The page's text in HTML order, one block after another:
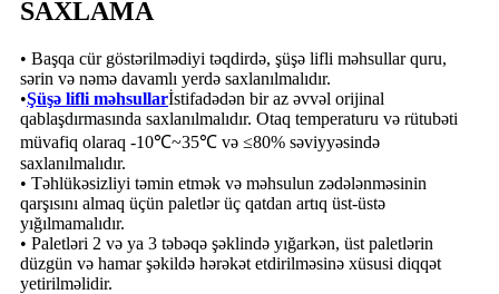
SAXLAMA
• Başqa cür göstərilmədiyi təqdirdə, şüşə lifli məhsullar quru,
sərin və nəmə davamlı yerdə saxlanılmalıdır.
•Şüşə lifli məhsullarİstifadədən bir az əvvəl orijinal
qablaşdırmasında saxlanılmalıdır. Otaq temperaturu və rütubəti
müvafiq olaraq -10℃~35℃ və ≤80% səviyyəsində
saxlanılmalıdır.
• Təhlükəsizliyi təmin etmək və məhsulun zədələnməsinin
qarşısını almaq üçün paletlər üç qatdan artıq üst-üstə
yığılmamalıdır.
• Paletləri 2 və ya 3 təbəqə şəklində yığarkən, üst paletlərin
düzgün və hamar şəkildə hərəkət etdirilməsinə xüsusi diqqət
yetirilməlidir.